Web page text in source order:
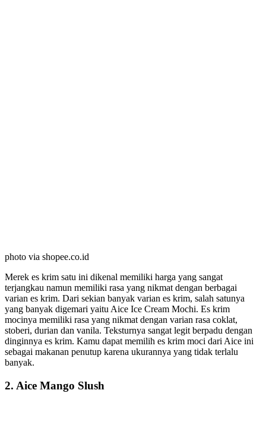
photo via shopee.co.id
Merek es krim satu ini dikenal memiliki harga yang sangat
terjangkau namun memiliki rasa yang nikmat dengan berbagai
varian es krim. Dari sekian banyak varian es krim, salah satunya
yang banyak digemari yaitu Aice Ice Cream Mochi. Es krim
mocinya memiliki rasa yang nikmat dengan varian rasa coklat,
stoberi, durian dan vanila. Teksturnya sangat legit berpadu dengan
dinginnya es krim. Kamu dapat memilih es krim moci dari Aice ini
sebagai makanan penutup karena ukurannya yang tidak terlalu
banyak.
2. Aice Mango Slush